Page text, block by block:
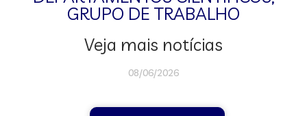
GRUPO DE TRABALHO
Veja mais notícias
08/06/2026